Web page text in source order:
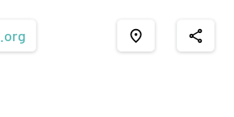
.org place share